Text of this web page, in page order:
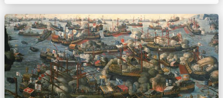
он со слезами молился, но учёба вперед не продвигалась. И
тогда случилось событие, о котором сообщают все
жизнеопис...